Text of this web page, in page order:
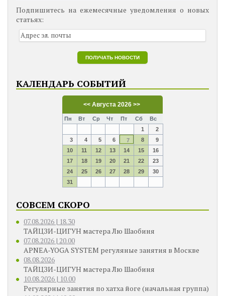
Подпишитесь на ежемесячные уведомления о новых
статьях:
КАЛЕНДАРЬ СОБЫТИЙ
<< Августа 2026 >>
Пн Вт Ср Чт Пт Сб
Вс
1
2
3
4 5 6 7 8
9
10
11 12 13 14 15
16
17
18 19 20 21 22
23
24
25 26 27 28 29
30
31
СОВСЕМ СКОРО
07.08.2026 | 18.30
ТАЙЦЗИ-ЦИГУН мастера Лю Шаобиня
07.08.2026 | 20.00
APNEA-YOGA SYSTEM регуляные занятия в Москве
08.08.2026
ТАЙЦЗИ-ЦИГУН мастера Лю Шаобиня
10.08.2026 | 10.00
Регулярные занятия по хатха йоге (начальная группа)